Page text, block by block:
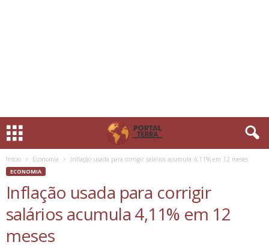
Início Economia Inflação usada para corrigir salários acumula 4,11% em 12 meses
ECONOMIA
Inflação usada para corrigir
salários acumula 4,11% em 12
meses